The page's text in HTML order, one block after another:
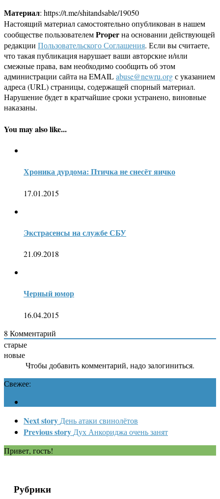
Материал: https://t.me/shitandsable/19050
Настоящий материал самостоятельно опубликован в нашем
сообществе пользователемProperна основании действующей
редакции Пользовательского Соглашения. Если вы считаете,
что такая публикация нарушает ваши авторские и/или
смежные права, вам необходимо сообщить об этом
администрации сайта на EMAILabuse@newru.orgс указанием
адреса (URL) страницы, содержащей спорный материал.
Нарушение будет в кратчайшие сроки устранено, виновные
наказаны.
You may also like...
Хроника дурдома: Птичка не снесёт яичко
17.01.2015
Экстрасенсы на службе СБУ
21.09.2018
Черный юмор
16.04.2015
8 Комментарий
старые
новые
Чтобы добавить комментарий, надо залогиниться.
Свежее:
Next story День атаки свинолётов
Previous story Дух Анкориджа очень занят
Привет, гость!
Рубрики